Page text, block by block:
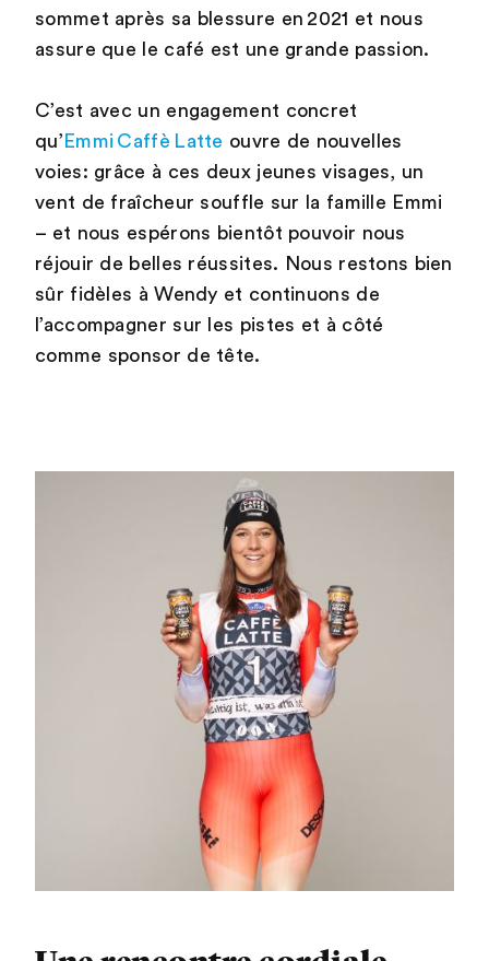
sommet après sa blessure en 2021 et nous
assure que le café est une grande passion.
C’est avec un engagement concret
qu’ Emmi Caffè Latte ouvre de nouvelles
voies: grâce à ces deux jeunes visages, un
vent de fraîcheur souffle sur la famille Emmi
– et nous espérons bientôt pouvoir nous
réjouir de belles réussites. Nous restons bien
sûr fidèles à Wendy et continuons de
l’accompagner sur les pistes et à côté
comme sponsor de tête.